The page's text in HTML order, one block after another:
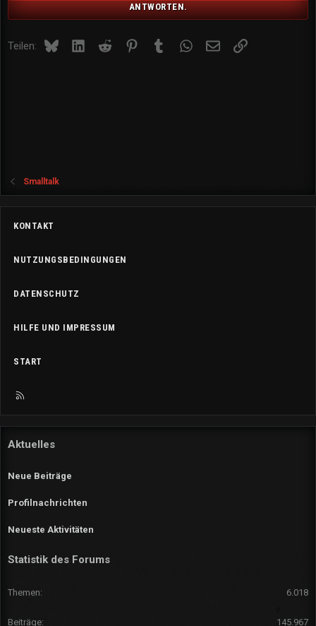
ANTWORTEN.
Teilen: BlueskyLinkedInReddit PinterestTumblrWhatsApp
E-MailLink
Smalltalk
KONTAKT
NUTZUNGSBEDINGUNGEN
DATENSCHUTZ
HILFE UND IMPRESSUM
START
R
Aktuelles
Neue Beiträge
Profilnachrichten
Neueste Aktivitäten
Statistik des Forums
Themen 6.018
Beiträge 145.967